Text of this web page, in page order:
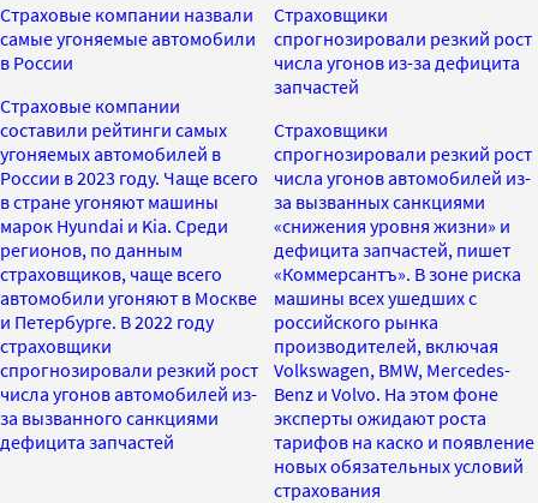
Страховые компании назвали
самые угоняемые автомобили
в России
Страховые компании
составили рейтинги самых
угоняемых автомобилей в
России в 2023 году. Чаще всего
в стране угоняют машины
марок Hyundai и Kia. Среди
регионов, по данным
страховщиков, чаще всего
автомобили угоняют в Москве
и Петербурге. В 2022 году
страховщики
спрогнозировали резкий рост
числа угонов автомобилей из-
за вызванного санкциями
дефицита запчастей
Страховщики
спрогнозировали резкий рост
числа угонов из-за дефицита
запчастей
Страховщики
спрогнозировали резкий рост
числа угонов автомобилей из-
за вызванных санкциями
«снижения уровня жизни» и
дефицита запчастей, пишет
«Коммерсантъ». В зоне риска
машины всех ушедших с
российского рынка
производителей, включая
Volkswagen, BMW, Mercedes-
Benz и Volvo. На этом фоне
эксперты ожидают роста
тарифов на каско и появление
новых обязательных условий
страхования